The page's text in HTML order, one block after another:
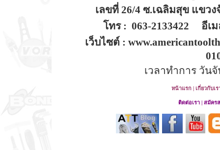
เลขที่ 26/4 ซ.เฉลิมสุข แขวง
โทร : 063-2133422 อีเม
เว็บไซต์ :
เวลาทำการ วัน
หน้าแรก | เกี่ยวกับเร
ติดต่อเรา | สมัคร